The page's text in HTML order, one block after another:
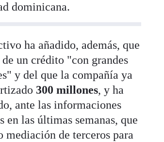
dominicana.
ha añadido, además, que
de un crédito "con grandes
y del que la compañía ya
300 millones, y ha
ante las informaciones
en las últimas semanas, que
mediación de terceros para